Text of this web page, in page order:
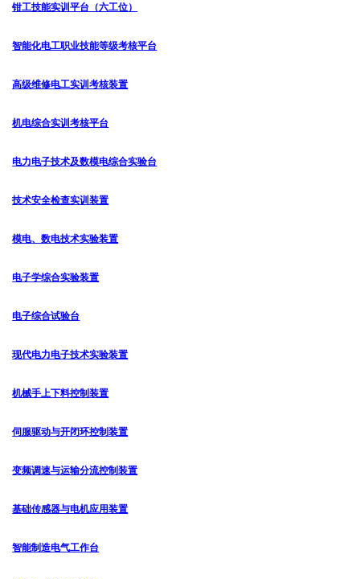
钳工技能实训平台（六工位）
智能化电工职业技能等级考核平台
高级维修电工实训考核装置
机电综合实训考核平台
电力电子技术及数模电综合实验台
技术安全检查实训装置
模电、数电技术实验装置
电子学综合实验装置
电子综合试验台
现代电力电子技术实验装置
机械手上下料控制装置
伺服驱动与开闭环控制装置
变频调速与运输分流控制装置
基础传感器与电机应用装置
智能制造电气工作台